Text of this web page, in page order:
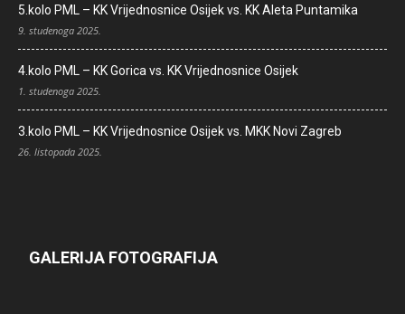
5.kolo PML – KK Vrijednosnice Osijek vs. KK Aleta Puntamika
9. studenoga 2025.
4.kolo PML – KK Gorica vs. KK Vrijednosnice Osijek
1. studenoga 2025.
3.kolo PML – KK Vrijednosnice Osijek vs. MKK Novi Zagreb
26. listopada 2025.
GALERIJA FOTOGRAFIJA